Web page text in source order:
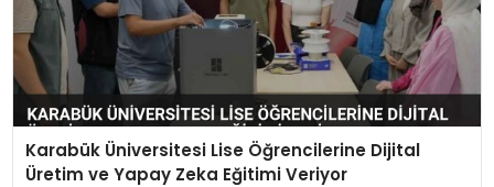
Karabük Üniversitesi Lise Öğrencilerine Dijital
Üretim ve Yapay Zeka Eğitimi Veriyor